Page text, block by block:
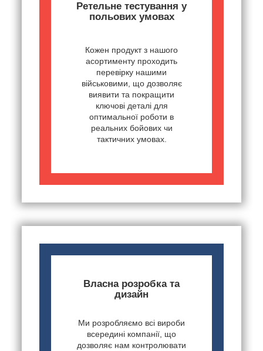
Ретельне тестування у
польових умовах
Кожен продукт з нашого
асортименту проходить
перевірку нашими
військовими, що дозволяє
виявити та покращити
ключові деталі для
оптимальної роботи в
реальних бойових чи
тактичних умовах.
Власна розробка та
дизайн
Ми розробляємо всі вироби
всередині компанії, що
дозволяє нам контролювати